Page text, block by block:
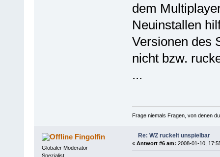
dem
Neuinstallen
Versionen des
nicht bzw.
...
Frage niemals Fragen, von denen
Fingolfin
Globaler Moderator
Spezialist
Re: WZ ruckelt unspielbar
« Antwort #6 am: 2008-01-10,